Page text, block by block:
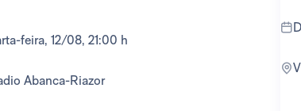
feira, 12/08, 21:00 h
Abanca-Riazor